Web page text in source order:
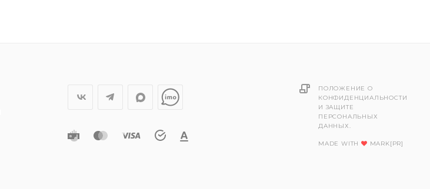
ПОЛОЖЕНИЕ О
КОНФИДЕНЦИАЛЬНОСТИ
И ЗАЩИТЕ
ПЕРСОНАЛЬНЫХ
ДАННЫХ.
MADE WITH MARK[PR]